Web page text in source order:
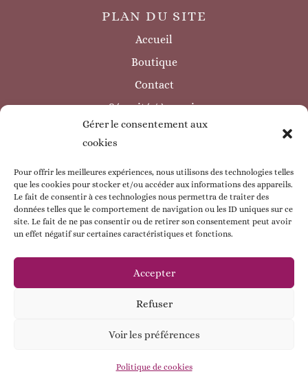
Gérer le consentement aux
cookies
Pour offrir les meilleures expériences, nous utilisons des technologies telles
que les cookies pour stocker et/ou accéder aux informations des appareils.
Le fait de consentir à ces technologies nous permettra de traiter des
données telles que le comportement de navigation ou les ID uniques sur ce
site. Le fait de ne pas consentir ou de retirer son consentement peut avoir
un effet négatif sur certaines caractéristiques et fonctions.
Accepter
Refuser
Voir les préférences
Politique de cookies
PLAN DU SITE
Accueil
Boutique
Contact
Sécurité / à savoir
INFORMATIONS LÉGALES
Politique de confidentialité
Politique de cookie
CGV
ESPACE CLIENT
Mes coordonnées